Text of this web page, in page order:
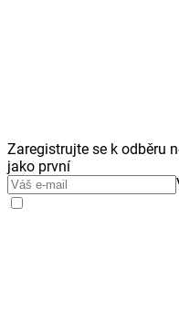
Zaregistrujte se k odběru
jako první